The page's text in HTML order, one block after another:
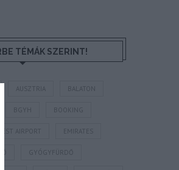
TÉMÁK SZERINT!
AUSZTRIA BALATON
BGYH BOOKING
AIRPORT EMIRATES
GYÓGYFÜRDŐ